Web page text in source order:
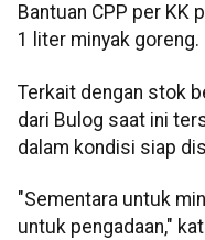
Bantuan CPP per KK
1 liter minyak goreng.
Terkait dengan stok
dari Bulog saat ini
dalam kondisi siap
"Sementara untuk
untuk pengadaan,"